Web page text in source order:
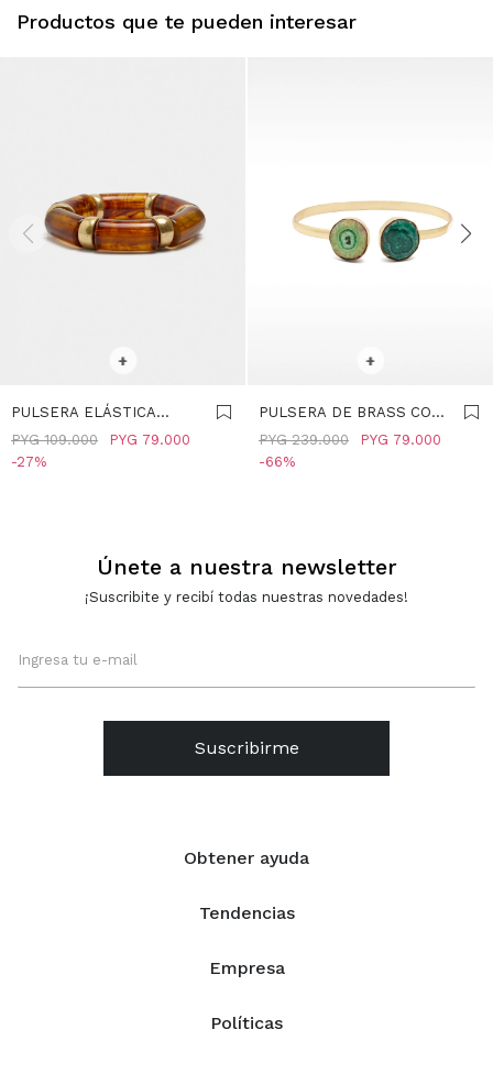
Productos que te pueden interesar
+
PULSERA ELÁSTICA
EFECTO CAREY - MARRON
PYG 79.000
PYG 109.000
27
+
PULSERA DE BRASS CON
PIEDRAS - AZUL
PYG 79.000
PYG 239.000
66
Obtener ayuda
Tendencias
Empresa
Políticas
Únete a nuestra newsletter
¡Suscribite y recibí todas nuestras novedades!
Suscribirme